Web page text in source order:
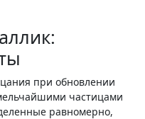
при обновлении
частицами
равномерно,